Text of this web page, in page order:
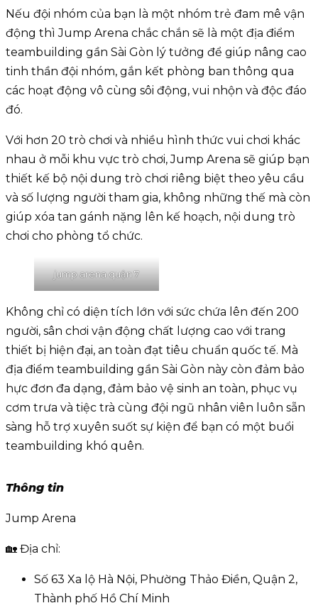
Nếu đội nhóm của bạn là một nhóm trẻ đam mê vận
động thì Jump Arena chắc chắn sẽ là một địa điểm
teambuilding gần Sài Gòn lý tưởng để giúp nâng cao
tinh thần đội nhóm, gắn kết phòng ban thông qua
các hoạt động vô cùng sôi động, vui nhộn và độc đáo
đó.
Với hơn 20 trò chơi và nhiều hình thức vui chơi khác
nhau ở mỗi khu vực trò chơi, Jump Arena sẽ giúp bạn
thiết kế bộ nội dung trò chơi riêng biệt theo yêu cầu
và số lượng người tham gia, không những thế mà còn
giúp xóa tan gánh nặng lên kế hoạch, nội dung trò
chơi cho phòng tổ chức.
jump arena quận 7
Không chỉ có diện tích lớn với sức chứa lên đến 200
người, sân chơi vận động chất lượng cao với trang
thiết bị hiện đại, an toàn đạt tiêu chuẩn quốc tế. Mà
địa điểm teambuilding gần Sài Gòn này còn đảm bảo
hực đơn đa dạng, đảm bảo vệ sinh an toàn, phục vụ
cơm trưa và tiệc trà cùng đội ngũ nhân viên luôn sẵn
sàng hỗ trợ xuyên suốt sự kiện để bạn có một buổi
teambuilding khó quên.
Thông tin
Jump Arena
🏡 Địa chỉ:
Số 63 Xa lộ Hà Nội, Phường Thảo Điền, Quận 2,
Thành phố Hồ Chí Minh